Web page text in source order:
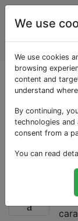
a-t-il
faire
We use
We use cookies
browsing
content and
understand
By continuing,
technologies
consent from a
You can read